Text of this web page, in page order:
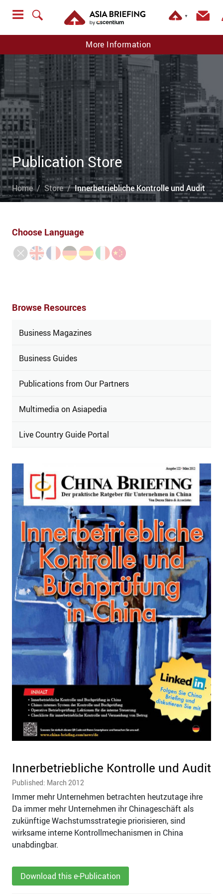
▼
More Information
Publication Store
Home Store Innerbetriebliche Kontrolle und Audit
Choose Language
Browse Resources
Business Magazines
Business Guides
Publications from Our Partners
Multimedia on Asiapedia
Live Country Guide Portal
Innerbetriebliche Kontrolle und Audit
Published: March 2012
Immer mehr Unternehmen betrachten heutzutage ihre
Da immer mehr Unternehmen ihr Chinageschäft als
zukünftige Wachstumsstrategie priorisieren, sind
wirksame interne Kontrollmechanismen in China
unabdingbar.
Download this e-Publication